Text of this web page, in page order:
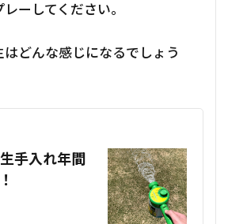
ーしてください。
はどんな感じになるでしょう
手入れ年間